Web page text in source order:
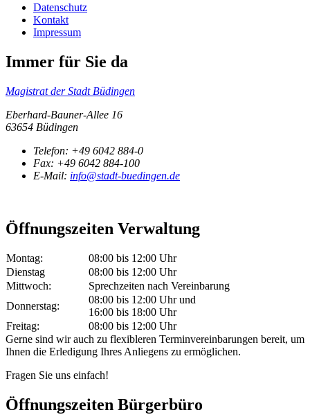
Datenschutz
Kontakt
Impressum
Immer für Sie da
Magistrat der Stadt Büdingen
Eberhard-Bauner-Allee 16
63654 Büdingen
Telefon: +49 6042 884-0
Fax: +49 6042 884-100
E-Mail: info@stadt-buedingen.de
Öffnungszeiten Verwaltung
Montag:
08:00 bis 12:00 Uhr
Dienstag
08:00 bis 12:00 Uhr
Mittwoch:
Sprechzeiten nach Vereinbarung
Donnerstag:
08:00 bis 12:00 Uhr und
16:00 bis 18:00 Uhr
Freitag:
08:00 bis 12:00 Uhr
Gerne sind wir auch zu flexibleren Terminvereinbarungen bereit, um
Ihnen die Erledigung Ihres Anliegens zu ermöglichen.
Fragen Sie uns einfach!
Öffnungszeiten Bürgerbüro